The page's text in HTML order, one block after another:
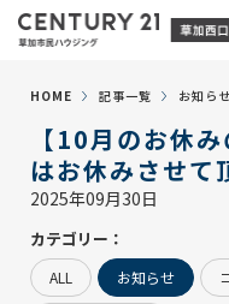
HOME 記事一覧 お知らせ
【10月のお休
はお休みさせて
2025年09月30日
カテゴリー：
ALL お知らせ